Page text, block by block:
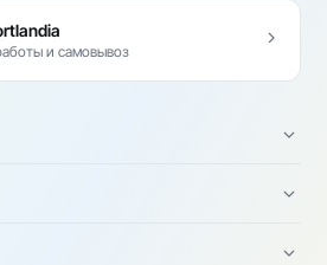
и самовывоз